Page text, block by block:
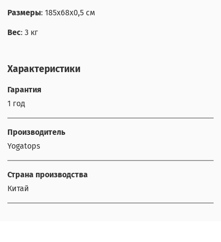
Размеры: 185x68x0,5 см
Вес: 3 кг
Характеристики
Гарантия
1 год
Производитель
Yogatops
Страна производства
Китай